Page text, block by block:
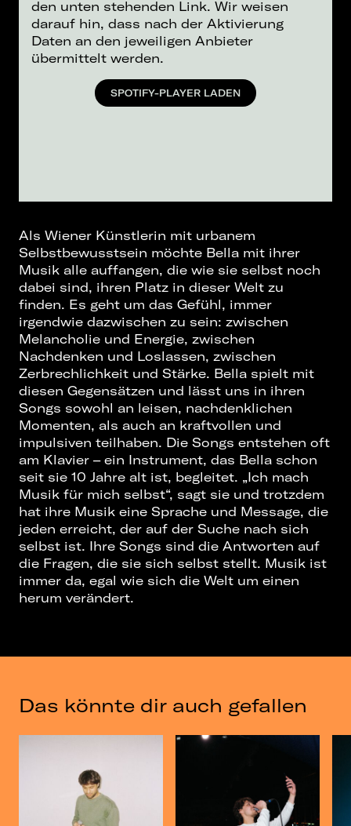
den unten stehenden Link. Wir weisen
darauf hin, dass nach der Aktivierung
Daten an den jeweiligen Anbieter
übermittelt werden.
SPOTIFY-PLAYER LADEN
Als Wiener Künstlerin mit urbanem
Selbstbewusstsein möchte Bella mit ihrer
Musik alle auffangen, die wie sie selbst noch
dabei sind, ihren Platz in dieser Welt zu
finden. Es geht um das Gefühl, immer
irgendwie dazwischen zu sein: zwischen
Melancholie und Energie, zwischen
Nachdenken und Loslassen, zwischen
Zerbrechlichkeit und Stärke. Bella spielt mit
diesen Gegensätzen und lässt uns in ihren
Songs sowohl an leisen, nachdenklichen
Momenten, als auch an kraftvollen und
impulsiven teilhaben. Die Songs entstehen oft
am Klavier – ein Instrument, das Bella schon
seit sie 10 Jahre alt ist, begleitet. „Ich mach
Musik für mich selbst“, sagt sie und trotzdem
hat ihre Musik eine Sprache und Message, die
jeden erreicht, der auf der Suche nach sich
selbst ist. Ihre Songs sind die Antworten auf
die Fragen, die sie sich selbst stellt. Musik ist
immer da, egal wie sich die Welt um einen
herum verändert.
Das könnte dir auch gefallen